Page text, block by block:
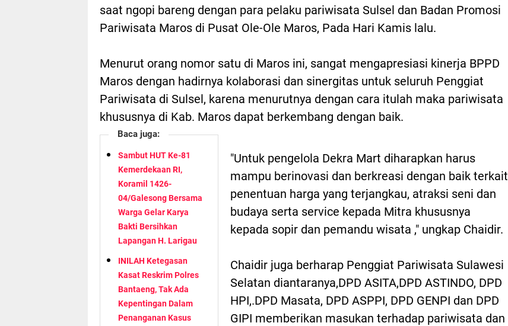
saat ngopi bareng dengan para pelaku pariwisata Sulsel dan Badan Promosi
Pariwisata Maros di Pusat Ole-Ole Maros, Pada Hari Kamis lalu.
Menurut orang nomor satu di Maros ini, sangat mengapresiasi kinerja BPPD
Maros dengan hadirnya kolaborasi dan sinergitas untuk seluruh Penggiat
Pariwisata di Sulsel, karena menurutnya dengan cara itulah maka pariwisata
khususnya di Kab. Maros dapat berkembang dengan baik.
Baca juga:
Sambut HUT Ke-81
Kemerdekaan RI,
Koramil 1426-
04/Galesong Bersama
Warga Gelar Karya
Bakti Bersihkan
Lapangan H. Larigau
INILAH Ketegasan
Kasat Reskrim Polres
Bantaeng, Tak Ada
Kepentingan Dalam
Penanganan Kasus
"Untuk pengelola Dekra Mart diharapkan harus
mampu berinovasi dan berkreasi dengan baik terkait
penentuan harga yang terjangkau, atraksi seni dan
budaya serta service kepada Mitra khususnya
kepada sopir dan pemandu wisata ," ungkap Chaidir.
Chaidir juga berharap Penggiat Pariwisata Sulawesi
Selatan diantaranya,DPD ASITA,DPD ASTINDO, DPD
HPI,.DPD Masata, DPD ASPPI, DPD GENPI dan DPD
GIPI memberikan masukan terhadap pariwisata dan